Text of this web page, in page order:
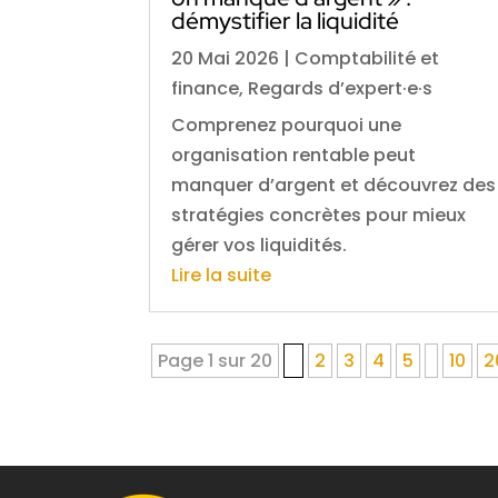
démystifier la liquidité
20 Mai 2026 | Comptabilité et
finance, Regards d’expert·e·s
Comprenez pourquoi une
organisation rentable peut
manquer d’argent et découvrez des
stratégies concrètes pour mieux
gérer vos liquidités.
Lire la suite
Page 1 sur 20 2 3 4 5 10